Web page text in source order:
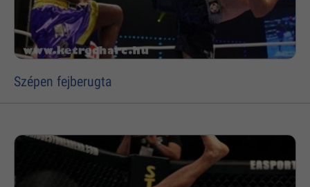
Szépen fejberugta